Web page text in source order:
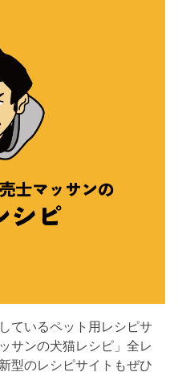
ているペット用レシピサ
サンの犬猫レシピ」全レ
型のレシピサイトもぜひ